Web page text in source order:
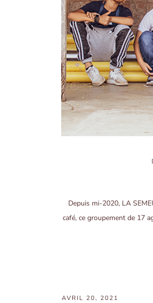
Depuis mi-2020, LA
café, ce groupement de 17
AVRIL 20, 2021